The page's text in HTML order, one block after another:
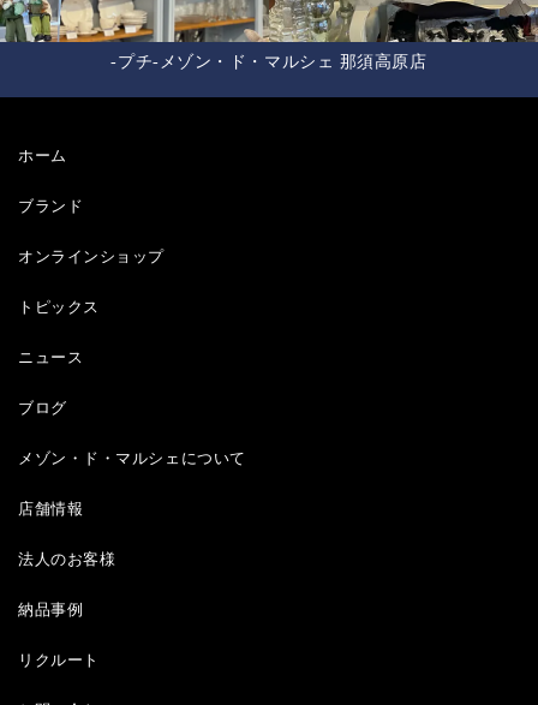
-プチ-メゾン・ド・マルシェ 那須高原店
ホーム
ブランド
オンラインショップ
トピックス
ニュース
ブログ
メゾン・ド・マルシェについて
店舗情報
法人のお客様
納品事例
リクルート